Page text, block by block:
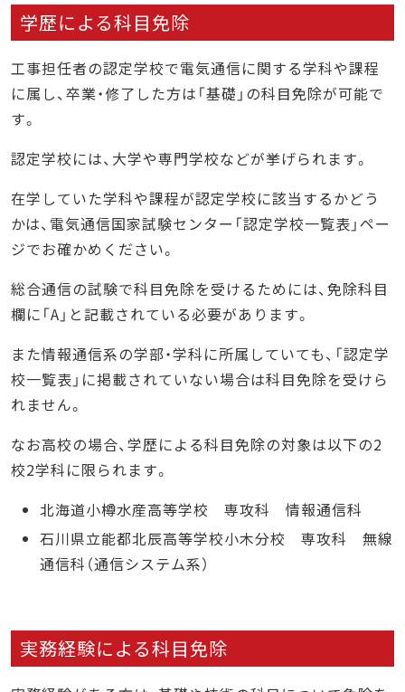
学歴による科目免除
工事担任者の認定学校で電気通信に関する学科や課程
に属し、卒業・修了した方は「基礎」の科目免除が可能で
す。
認定学校には、大学や専門学校などが挙げられます。
在学していた学科や課程が認定学校に該当するかどう
かは、電気通信国家試験センター「認定学校一覧表」ペー
ジでお確かめください。
総合通信の試験で科目免除を受けるためには、免除科目
欄に「A」と記載されている必要があります。
また情報通信系の学部・学科に所属していても、「認定学
校一覧表」に掲載されていない場合は科目免除を受けら
れません。
なお高校の場合、学歴による科目免除の対象は以下の2
校2学科に限られます。
北海道小樽水産高等学校 専攻科 情報通信科
石川県立能都北辰高等学校小木分校 専攻科 無線
通信科（通信システム系）
実務経験による科目免除